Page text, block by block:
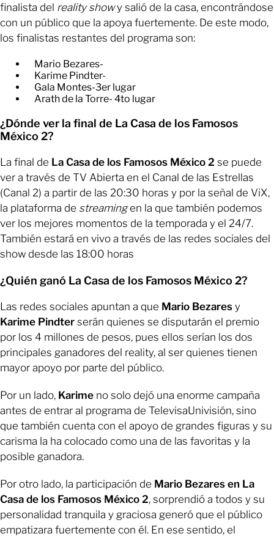
finalista del reality showy salió de la casa, encontrándose
con un público que la apoya fuertemente. De este modo,
los finalistas restantes del programa son:
Mario Bezares-
​Karime Pindter-
​Gala Montes-3er lugar
​Arath de la Torre- 4to lugar
¿Dónde ver la final de La Casa de los Famosos
México 2?
La final de La Casa de los Famosos México 2 se puede
ver a través de TV Abierta en el Canal de las Estrellas
(Canal 2) a partir de las 20:30 horas y por la señal de ViX,
la plataforma de streamingen la que también podemos
ver los mejores momentos de la temporada y el 24/7.
También estará en vivo a través de las redes sociales del
show desde las 18:00 horas
¿Quién ganó La Casa de los Famosos México 2?
Las redes sociales apuntan a que Mario Bezares y
Karime Pindter serán quienes se disputarán el premio
por los 4 millones de pesos, pues ellos serían los dos
principales ganadores del reality, al ser quienes tienen
mayor apoyo por parte del público.
Por un lado, Karime no solo dejó una enorme campaña
antes de entrar al programa de TelevisaUnivisión, sino
que también cuenta con el apoyo de grandes figuras y su
carisma la ha colocado como una de las favoritas y la
posible ganadora.
Por otro lado, la participación de Mario Bezares en La
Casa de los Famosos México 2, sorprendió a todos y su
personalidad tranquila y graciosa generó que el público
empatizara fuertemente con él. En ese sentido, el